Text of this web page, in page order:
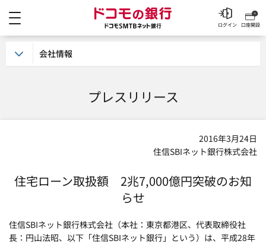
ドコモの銀行 ドコモ
口座開設
ログイン
プレスリリース
2016年3月24日
住信SBIネット銀行株式会社
住宅ローン取扱額 2兆7,000億円突破のお知
らせ
住信SBIネット銀行株式会社（本社：東京都港区、代表取締役社
長：円山法昭、以下「住信SBIネット銀行」という）は、平成28年
会社情報